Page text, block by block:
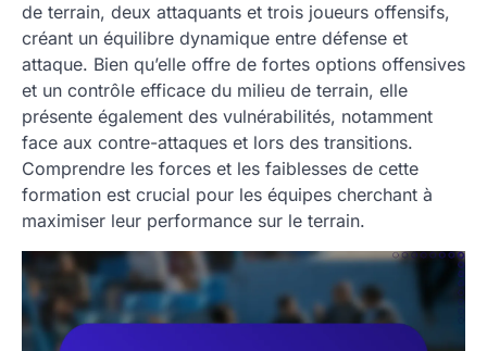
de terrain, deux attaquants et trois joueurs offensifs,
créant un équilibre dynamique entre défense et
attaque. Bien qu’elle offre de fortes options offensives
et un contrôle efficace du milieu de terrain, elle
présente également des vulnérabilités, notamment
face aux contre-attaques et lors des transitions.
Comprendre les forces et les faiblesses de cette
formation est crucial pour les équipes cherchant à
maximiser leur performance sur le terrain.